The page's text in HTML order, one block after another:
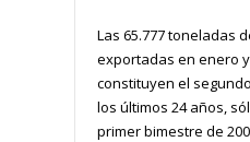
Las 65.777 toneladas
exportadas en enero
constituyen el
los últimos 24 años,
primer bimestre de